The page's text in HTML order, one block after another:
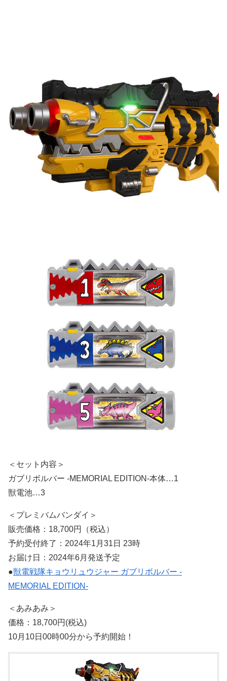
＜セット内容＞
ガブリボルバー -MEMORIAL EDITION-本体…1
獣電池…3
＜プレミバムバンダイ＞
販売価格：18,700円（税込）
予約受付終了：2024年1月31日 23時
お届け日：2024年6月発送予定
●獣電戦隊キョウリュウジャー ガブリボルバー -
MEMORIAL EDITION-
＜あみあみ＞
価格：18,700円(税込)
10月10日00時00分から予約開始！